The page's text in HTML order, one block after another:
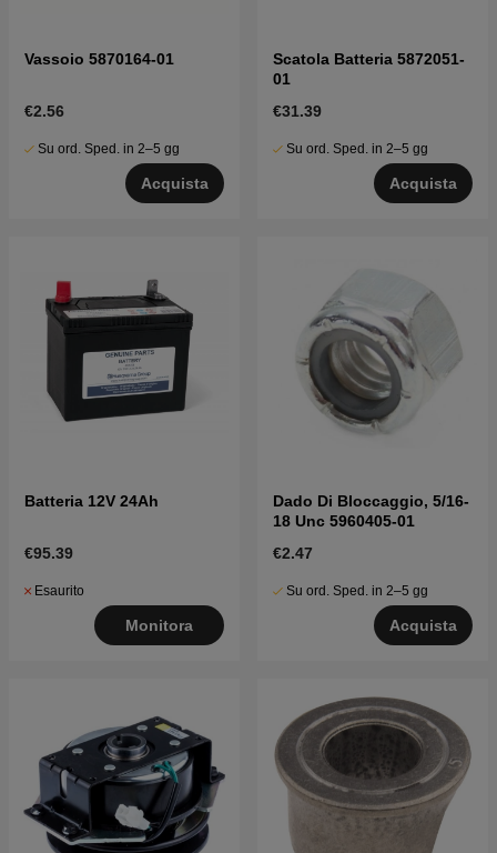
Vassoio 5870164-01
€2.56
Su ord. Sped. in 2–5 gg
Acquista
Scatola Batteria 5872051-
01
€31.39
Su ord. Sped. in 2–5 gg
Acquista
Batteria 12V 24Ah
€95.39
Esaurito
Monitora
Dado Di Bloccaggio, 5/16-
18 Unc 5960405-01
€2.47
Su ord. Sped. in 2–5 gg
Acquista